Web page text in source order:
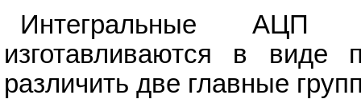
Интегральные АЦП
изготавливаются в
различить две главные